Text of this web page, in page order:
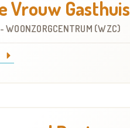
Vrouw Gasthuis
-WOONZORGCENTRUM (WZC)